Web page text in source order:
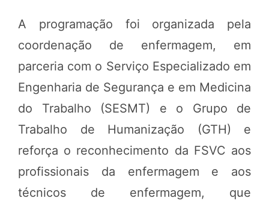
A programação foi organizada pela
coordenação de enfermagem, em
parceria com o Serviço Especializado em
Engenharia de Segurança e em Medicina
do Trabalho (SESMT) e o Grupo de
Trabalho de Humanização (GTH) e
reforça o reconhecimento da FSVC aos
profissionais da enfermagem e aos
técnicos de enfermagem, que